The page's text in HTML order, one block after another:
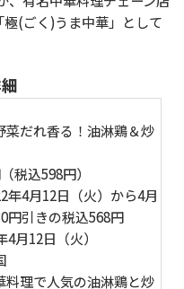
(ごく)うま中華」として
菜だれ香る！油淋鶏＆炒
税込598円）
年4月12日（火）から4月
円引きの税込568円
月12日（火）
料理で人気の油淋鶏と炒